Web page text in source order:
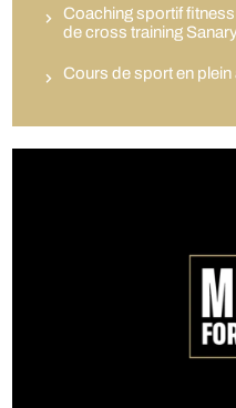
Coaching sportif
de cross training
Cours de sport en